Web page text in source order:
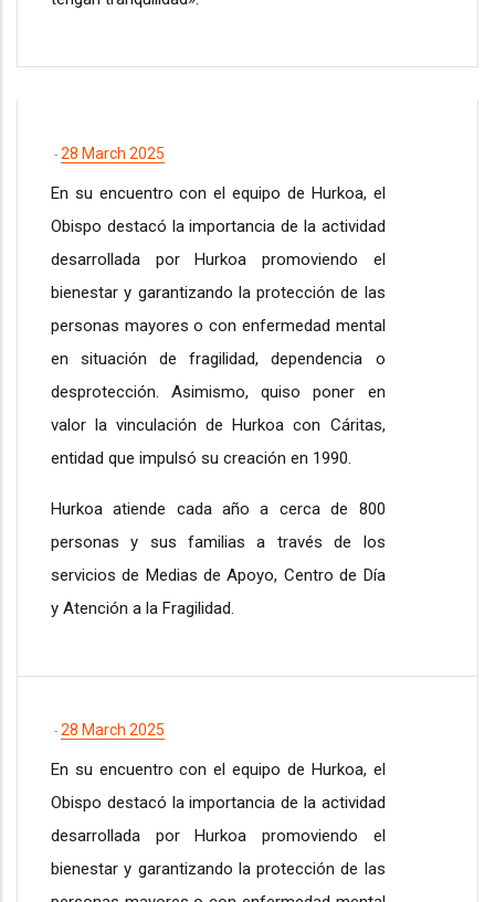
- 28 March 2025
En su encuentro con el equipo de Hurkoa, el
Obispo destacó la importancia de la actividad
desarrollada por Hurkoa promoviendo el
bienestar y garantizando la protección de las
personas mayores o con enfermedad mental
en situación de fragilidad, dependencia o
desprotección. Asimismo, quiso poner en
valor la vinculación de Hurkoa con Cáritas,
entidad que impulsó su creación en 1990.
Hurkoa atiende cada año a cerca de 800
personas y sus familias a través de los
servicios de Medias de Apoyo, Centro de Día
y Atención a la Fragilidad.
- 28 March 2025
En su encuentro con el equipo de Hurkoa, el
Obispo destacó la importancia de la actividad
desarrollada por Hurkoa promoviendo el
bienestar y garantizando la protección de las